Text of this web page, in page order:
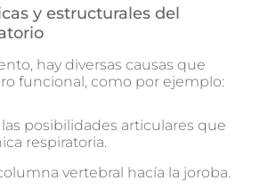
y estructurales del
hay diversas causas que
funcional, como por ejemplo:
posibilidades articulares que
respiratoria.
vertebral hacía la joroba.